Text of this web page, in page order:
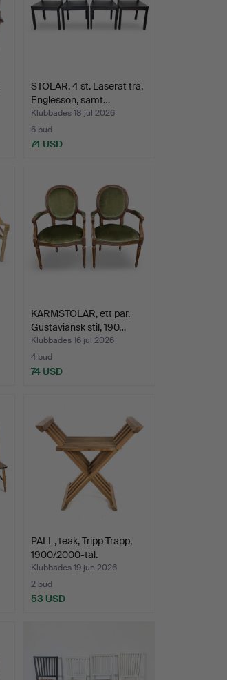
STOLAR, 4 st. Laserat trä,
Englesson, samt…
Klubbades 18 jul 2026
6 bud
74 USD
KARMSTOLAR, ett par.
Gustaviansk stil, 190…
Klubbades 16 jul 2026
4 bud
74 USD
PALL, teak, Tripp Trapp,
1900/2000-tal.
Klubbades 19 jun 2026
2 bud
53 USD